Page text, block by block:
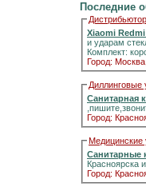
Последние
Xiaomi
и ударам
Комплект:
Город: Москва;
Диллинговые
Санитарная
Город:
Медицинские
Санитарные
Красноярска
Город: